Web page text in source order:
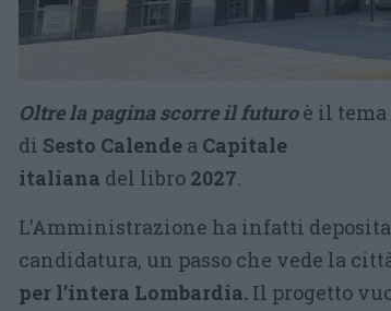
Oltre la pagina scorre il futuroè il tema
di Sesto Calende a Capitale
italiana del libro 2027.
L’Amministrazione ha infatti
candidatura, un passo che vede la
per l’intera Lombardia. Il progetto